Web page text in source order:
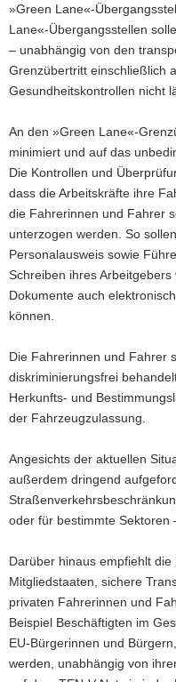
»Green Lane«-
Lane«-Übergangsstellen
– unabhängig von den
Grenzübertritt einschließlich
Gesundheitskontrollen nicht
An den »Green Lane«-
minimiert und auf das
Die Kontrollen und
dass die Arbeitskräfte ihre
die Fahrerinnen und Fahrer
unterzogen werden. So
Personalausweis sowie
Schreiben ihres
Dokumente auch
können.
Die Fahrerinnen und Fahrer
diskriminierungsfrei
Herkunfts- und
der Fahrzeugzulassung.
Angesichts der aktuellen
außerdem dringend
oder für bestimmte Sektoren
Darüber hinaus empfiehlt
Mitgliedstaaten, sichere
privaten Fahrerinnen und
Beispiel Beschäftigten im
EU-Bürgerinnen und
werden, unabhängig von